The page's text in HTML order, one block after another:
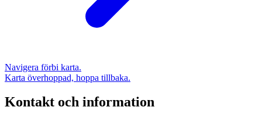
Navigera förbi karta.
Karta överhoppad, hoppa tillbaka.
Kontakt och information